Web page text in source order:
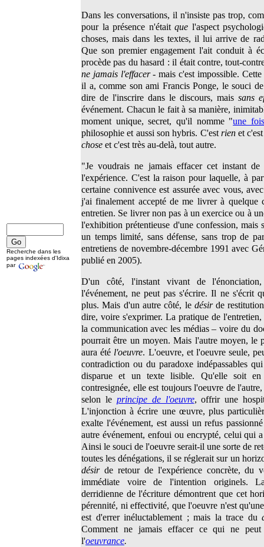
Dans les conversations, il n'insiste pas trop,
pour la présence n'étaitque l'aspect
choses, mais dans les textes, il lui arrive de
Que son premier engagement l'ait conduit à
procède pas du hasard : il était contre, tout-
ne jamais l'effacer- mais c'est impossible. Cette
il a, comme son ami Francis Ponge, le souci
dire de l'inscrire dans le discours, mais sans
événement. Chacun le fait à sa manière,
moment unique, secret, qu'il nomme "une fois
philosophie et aussi son hybris. C'estrienet
chose et c'est très au-delà, tout autre.
"Je voudrais ne jamais effacer cet instant
l'expérience. C'est la raison pour laquelle, à
certaine connivence est assurée avec vous,
j'ai finalement accepté de me livrer à quelque
entretien. Se livrer non pas à un exercice ou à
l'exhibition prétentieuse d'une confession, mais
un temps limité, sans défense, sans trop de
entretiens de novembre-décembre 1991 avec
publié en 2005).
D'un côté, l'instant vivant de
l'événement, ne peut pas s'écrire. Il ne s'écrit
plus. Mais d'un autre côté, le désirde
dire, voire s'exprimer. La pratique de
la communication avec les médias – voire du
pourrait être un moyen. Mais l'autre moyen, le
aura été l'oeuvre. L'oeuvre, et l'oeuvre seule,
contradiction ou du paradoxe indépassables
disparue et un texte lisible. Qu'elle soit en
contresignée, elle est toujours l'oeuvre de
selon le principe de l'oeuvre, offrir une
L'injonction à écrire une œuvre, plus
exalte l'événement, est aussi un refus
autre événement, enfoui ou encrypté, celui qui
Ainsi le souci de l'oeuvre serait-il une sorte de
toutes les dénégations, il se réglerait sur un
désirde retour de l'expérience concrète, du
immédiate voire de l'intention originels.
derridienne de l'écriture démontrent que cet
pérennité, ni effectivité, que l'oeuvre n'est
est d'errer inéluctablement ; mais la trace du
Comment ne jamais effacer ce qui ne peut
l'oeuvrance.
Recherche dans les
pages indexées d'Idixa
par